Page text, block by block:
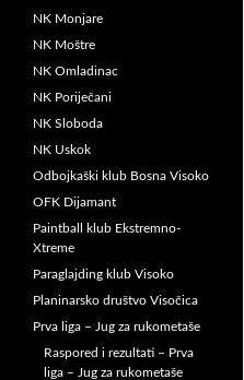
NK Monjare
NK Moštre
NK Omladinac
NK Poriječani
NK Sloboda
NK Uskok
Odbojkaški klub Bosna Visoko
OFK Dijamant
Paintball klub Ekstremno-
Xtreme
Paraglajding klub Visoko
Planinarsko društvo Visočica
Prva liga – Jug za rukometaše
Raspored i rezultati – Prva
liga – Jug za rukometaše